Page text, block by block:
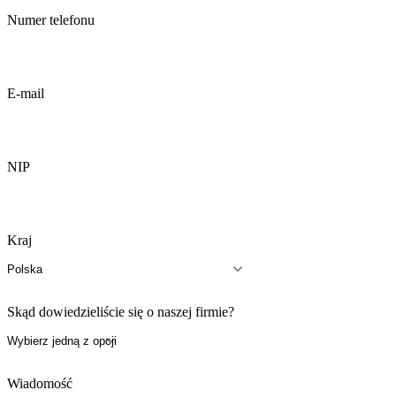
Numer telefonu
E-mail
NIP
Kraj
Skąd dowiedzieliście się o naszej firmie?
Wiadomość